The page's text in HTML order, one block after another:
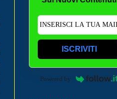
ISCRIVITI
Powered by